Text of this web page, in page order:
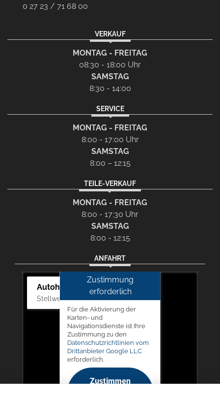
0 27 23 / 71 68 00
VERKAUF
MONTAG - FREITAG
08:30 - 18:00 Uhr
SAMSTAG
8:30 - 14:00
SERVICE
MONTAG - FREITAG
8:00 - 17:00 Uhr
SAMSTAG
8:00 – 12:15
TEILE-VERKAUF
MONTAG - FREITAG
8:00 - 17:30 Uhr
SAMSTAG
8:00 - 12:15
ANFAHRT
Autohaus Picker
Stellwerk 5, 57368 Lennestadt
Zustimmung
erforderlich
Für die Aktivierung der
Karten- und
Navigationsdienste ist Ihre
Zustimmung zu den
Datenschutzrichtlinien vom
Drittanbieter Google LLC
erforderlich.
Zustimmen